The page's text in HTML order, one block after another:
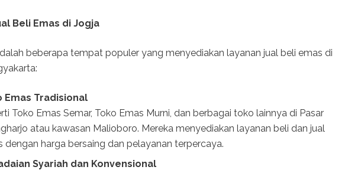
Beli Emas di Jogja
beberapa tempat populer yang menyediakan layanan jual beli emas di
Emas Tradisional
Toko Emas Semar, Toko Emas Murni, dan berbagai toko lainnya di Pasar
atau kawasan Malioboro. Mereka menyediakan layanan beli dan jual
dengan harga bersaing dan pelayanan terpercaya.
Syariah dan Konvensional